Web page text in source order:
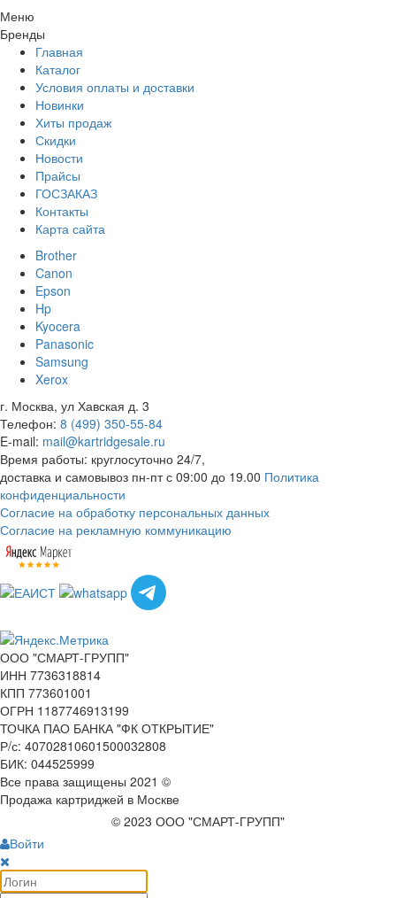
Меню
Бренды
Главная
Каталог
Условия оплаты и доставки
Новинки
Хиты продаж
Скидки
Новости
Прайсы
ГОСЗАКАЗ
Контакты
Карта сайта
Brother
Canon
Epson
Hp
Kyocera
Panasonic
Samsung
Xerox
г. Москва, ул Хавская д. 3
Телефон: 8 (499) 350-55-84
E-mail: mail@kartridgesale.ru
Время работы: круглосуточно 24/7,
доставка и самовывоз пн-пт с 09:00 до 19.00 Политика
конфиденциальности
Согласие на обработку персональных данных
Согласие на рекламную коммуникацию
ООО "СМАРТ-ГРУПП"
ИНН 7736318814
КПП 773601001
ОГРН 1187746913199
ТОЧКА ПАО БАНКА "ФК ОТКРЫТИЕ"
Р/с: 40702810601500032808
БИК: 044525999
Все права защищены 2021 ©
Продажа картриджей в Москве
© 2023 ООО "СМАРТ-ГРУПП"
Войти